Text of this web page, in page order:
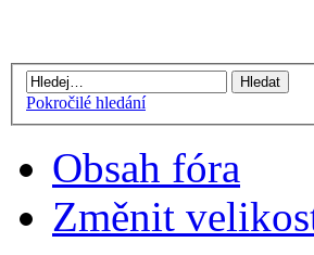
Pokročilé hledání
Obsah fóra
Změnit